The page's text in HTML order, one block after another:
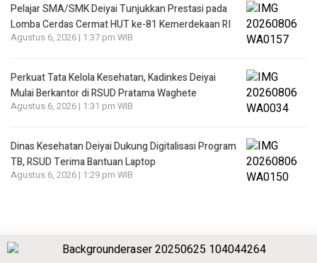
Pelajar SMA/SMK Deiyai Tunjukkan Prestasi pada
Lomba Cerdas Cermat HUT ke-81 Kemerdekaan RI
Agustus 6, 2026 | 1:37 pm WIB
Perkuat Tata Kelola Kesehatan, Kadinkes Deiyai
Mulai Berkantor di RSUD Pratama Waghete
Agustus 6, 2026 | 1:31 pm WIB
Dinas Kesehatan Deiyai Dukung Digitalisasi Program
TB, RSUD Terima Bantuan Laptop
Agustus 6, 2026 | 1:29 pm WIB